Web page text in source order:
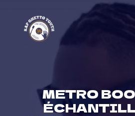
content
METRO